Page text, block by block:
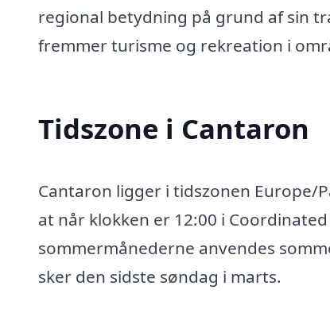
regional betydning på grund af sin
fremmer turisme og rekreation i
Tidszone i Cantaron
Cantaron ligger i tidszonen Europe/
at når klokken er 12:00 i
sommermånederne anvendes
sker den sidste søndag i marts.